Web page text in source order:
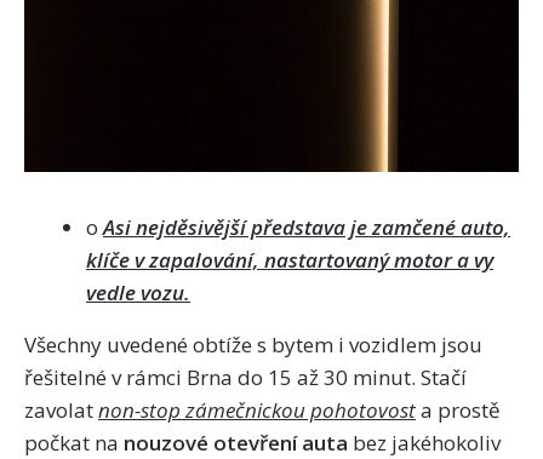
oAsi nejděsivější představa je zamčené auto,
klíče v zapalování, nastartovaný motor a vy
vedle vozu.
Všechny uvedené obtíže s bytem i vozidlem jsou
řešitelné v rámci Brna do 15 až 30 minut. Stačí
zavolatnon-stop zámečnickou pohotovosta prostě
počkat na nouzové otevření auta bez jakéhokoliv